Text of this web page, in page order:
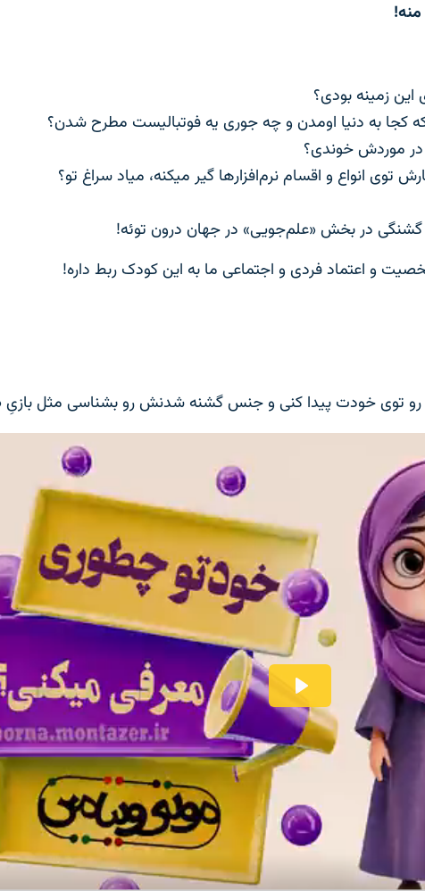
زمینه بودی؟
کجا به دنیا اومدن و چه جوری یه فوتبالیست مطرح شدن؟
موردش خوندی؟
انواع و اقسام نرم‌افزارها گیر میکنه، میاد سراغ تو؟
در بخش «علم‌جویی» در جهان درون توئه!
و اعتماد فردی و اجتماعی ما به این کودک ربط داره!
رو توی خودت پیدا کنی و جنس گشنه شدنش رو بشناسی مثل بازیِ